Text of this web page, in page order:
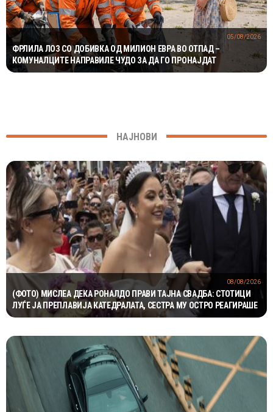
ФРЛИЛА ЛОЗ СО ДОБИВКА ОД МИЛИОН ЕВРА ВО ОТПАД –
КОМУНАЛЦИТЕ НАПРАВИЛЕ ЧУДО ЗА ДА ГО ПРОНАЈДАТ
05/08/2026
НАЈНОВИ
(ФОТО) МИСЛЕА ДЕКА РОНАЛДО ПРАВИ ТАЈНА СВАДБА: СТОТИЦИ
ЛУЃЕ ЈА ПРЕПЛАВИЈА КАТЕДРАЛАТА, СЕСТРА МУ ОСТРО РЕАГИРАШЕ
08/08/2026